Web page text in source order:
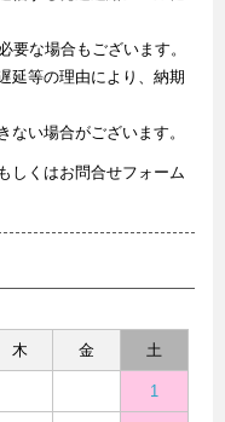
な場合もございます。
延等の理由により、納期
ない場合がございます。
しくはお問合せフォーム
木 金 土
1